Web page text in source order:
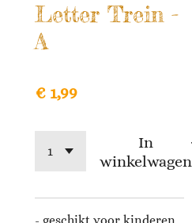
Letter Trein -
A
€ 1,99
In
winkelwagen